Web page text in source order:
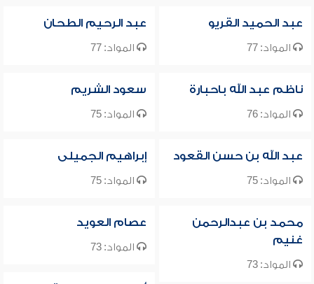
عبد الحميد القريو
المواد: 77
عبد الرحيم الطحان
المواد: 77
ناظم عبد الله باحبارة
المواد: 76
سعود الشريم
المواد: 75
عبد الله بن حسن القعود
المواد: 75
إبراهيم الجميلى
المواد: 75
محمد بن عبدالرحمن
غنيم
المواد: 73
عصام العويد
المواد: 73